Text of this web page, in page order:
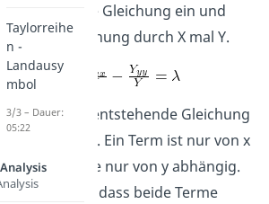
setzt ihn in die Gleichung ein und
teilst die Gleichung durch X mal Y.
Schau dir die entstehende Gleichung
jetzt genau an. Ein Term ist nur von x
und der zweite nur von y abhängig.
Das bedeutet, dass beide Terme
Taylorreihe
n -
Landausy
mbol
3/3 – Dauer:
05:22